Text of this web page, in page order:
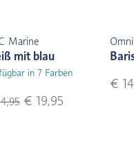
Marine
mit blau
in 7 Farben
€ 19,95
€